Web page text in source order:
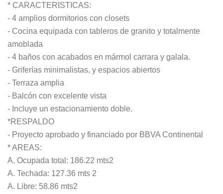
* CARACTERISTICAS:
- 4 amplios dormitorios con closets
- Cocina equipada con tableros de granito y totalmente
amoblada
- 4 baños con acabados en mármol carrara y galala.
- Griferías minimalistas, y espacios abiertos
- Terraza amplia
- Balcón con excelente vista
- Incluye un estacionamiento doble.
*RESPALDO
- Proyecto aprobado y financiado por BBVA Continental
* AREAS:
A. Ocupada total: 186.22 mts2
A. Techada: 127.36 mts 2
A. Libre: 58.86 mts2